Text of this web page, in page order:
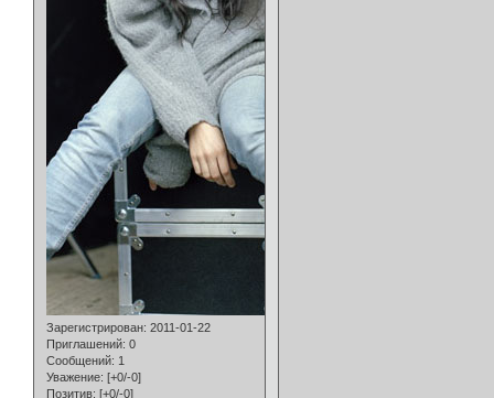
Зарегистрирован: 2011-01-22
Приглашений: 0
Сообщений: 1
Уважение: [+0/-0]
Позитив: [+0/-0]